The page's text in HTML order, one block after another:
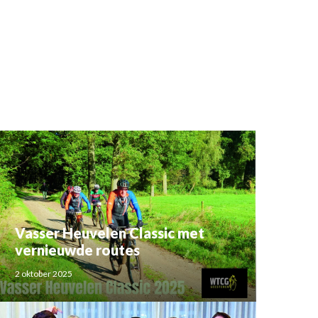
Vasser Heuvelen Classic met
vernieuwde routes
2 oktober 2025